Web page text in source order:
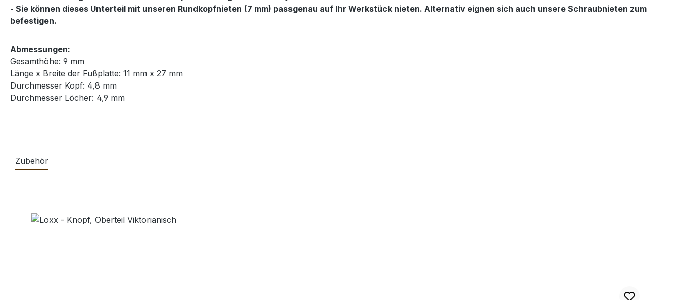
- Sie können dieses Unterteil mit unseren Rundkopfnieten (7 mm) passgenau auf Ihr Werkstück nieten. Alternativ eignen sich auch unsere Schraubnieten zum
befestigen.
Abmessungen:
Gesamthöhe: 9 mm
Länge x Breite der Fußplatte: 11 mm x 27 mm
Durchmesser Kopf: 4,8 mm
Durchmesser Löcher: 4,9 mm
Zubehör